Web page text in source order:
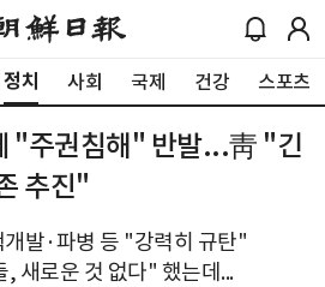
정치 사회 국제 건강 스포츠
"주권침해" 반발...靑 "긴
추진"
발·파병 등 "강력히 규탄"
새로운 것 없다" 했는데...